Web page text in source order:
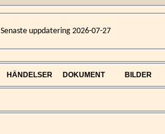
Senaste uppdatering 2026-07-27
HÄNDELSER DOKUMENT BILDER